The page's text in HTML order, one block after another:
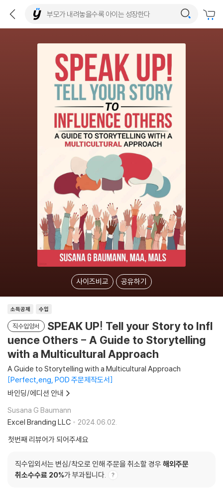
사이즈비교 공유하기
소득공제 수입
직수입양서
SPEAK UP! Tell your Story to Infl
uence Others - A Guide to Storytelling
with a Multicultural Approach
A Guide to Storytelling with a Multicultural Approach
Perfect,eng, POD 주문제작도서
바인딩/에디션 안내
Susana G Baumann
Excel Branding LLC
2024.06.02.
첫번째 리뷰어가 되어주세요
직수입외서는 변심/착오로 인해 주문을 취소할 경우 해외주문
취소수수료 20%가 부과됩니다.